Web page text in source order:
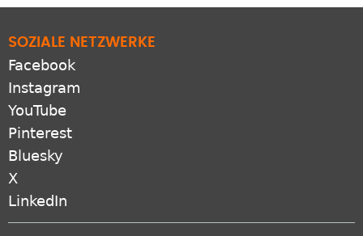
SOZIALE NETZWERKE
Facebook
Instagram
YouTube
Pinterest
Bluesky
X
LinkedIn